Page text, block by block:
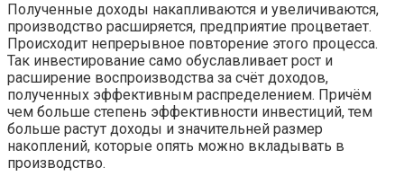
Полученные доходы накапливаются и увеличиваются,
производство расширяется, предприятие процветает.
Происходит непрерывное повторение этого процесса.
Так инвестирование само обуславливает рост и
расширение воспроизводства за счёт доходов,
полученных эффективным распределением. Причём
чем больше степень эффективности инвестиций, тем
больше растут доходы и значительней размер
накоплений, которые опять можно вкладывать в
производство.